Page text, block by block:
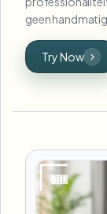
geen
Try Now